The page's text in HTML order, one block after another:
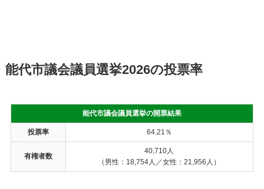
能代市議会議員選挙2026の投票率
能代市議会議員選挙の開票結果
投票率 64.21％
有権者数
40,710人
（男性：18,754人／女性：21,956人）